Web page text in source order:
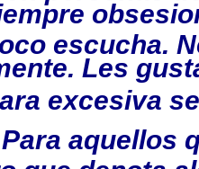
escucha.
Les
excesiva
aquellos